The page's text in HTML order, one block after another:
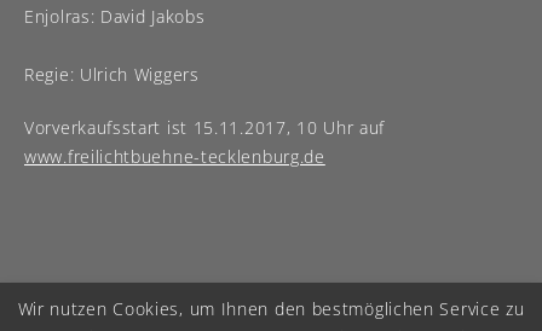
Enjolras: David Jakobs
Regie: Ulrich Wiggers
Vorverkaufsstart ist 15.11.2017, 10 Uhr auf
www.freilichtbuehne-tecklenburg.de
Wir nutzen Cookies, um Ihnen den bestmöglichen Service zu